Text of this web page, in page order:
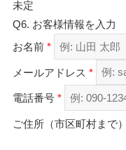
未定
Q6. お客様情報を入力
お名前 *
メールアドレス *
電話番号 *
ご住所（市区町村まで）